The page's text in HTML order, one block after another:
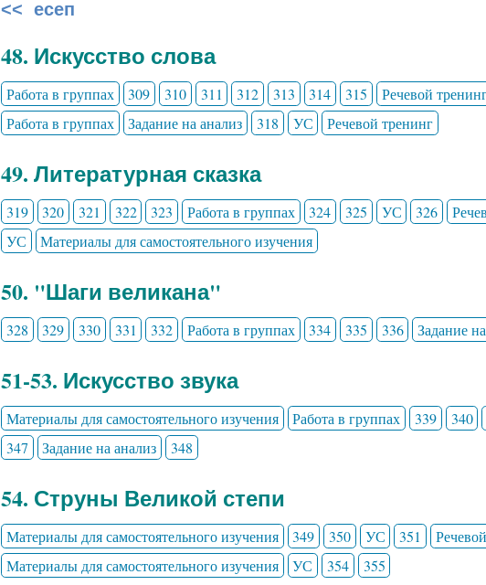
<< есеп
48. Искусство слова
Работа в группах 309 310 311 312 313 314 315 Речевой
Работа в группах
Задание на анализ 318 УС Речевой тренинг
49. Литературная сказка
319 320 321 322 323 Работа в группах 324 325 УС 326
УС
Материалы для самостоятельного изучения
50. "Шаги великана"
328 329 330 331 332 Работа в группах 334 335 336 Задание
51-53. Искусство звука
Материалы для самостоятельного изучения Работа в группах 339 340
347
Задание на анализ 348
54. Струны Великой степи
Материалы для самостоятельного изучения 349 350 УС 351
Материалы для самостоятельного изучения
УС 354 355